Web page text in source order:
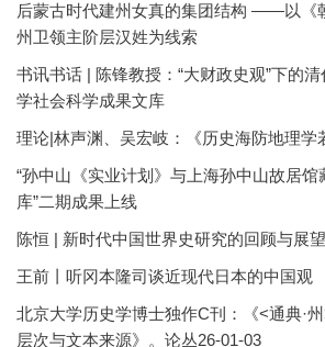
后蒙古时代建州女真的集团结构 ——以《
州卫领主阶层汉姓为线索
书讯书话 | 陈锋教授：“大财政史观”下的
学社会科学成果文库
理论|林声渊、吴宏岐：《历史海防地理学
“孙中山《实业计划》与上海孙中山故居
库”二期成果上线
陈恒 | 新时代中国世界史研究的回顾与展望
王前丨听冈本隆司谈近现代日本的中国观
北京大学历史学博士独作C刊：《<通典·
层次与文本来源》。论丛26-01-03